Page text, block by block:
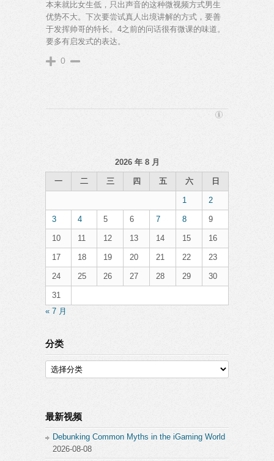
本来就比女生低，只出声音的这种微视频方式男生
优势不大。下次要尝试真人出境讲解的方式，要善
于发挥帅哥的特长。4之前的问话很有微课的味道。
要多有启发式的表达。
0
2026 年 8 月
一 二 三 四 五 六 日
1 2
3 4 5 6 7 8 9
10 11 12 13 14 15 16
17 18 19 20 21 22 23
24 25 26 27 28 29 30
31
« 7 月
分类
分
类
最新视频
Debunking Common Myths in the iGaming World
2026-08-08